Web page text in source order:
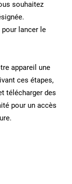
souhaitez
lancer le
appareil une
ces étapes,
télécharger des
pour un accès